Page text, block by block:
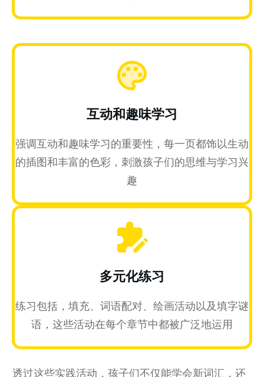
互动和趣味学习
强调互动和趣味学习的重要性，每一页都饰以生动
的插图和丰富的色彩，刺激孩子们的思维与学习兴
趣
多元化练习
练习包括，填充、词语配对、绘画活动以及填字谜
语，这些活动在每个章节中都被广泛地运用
透过这些实践活动，孩子们不仅能学会新词汇，还